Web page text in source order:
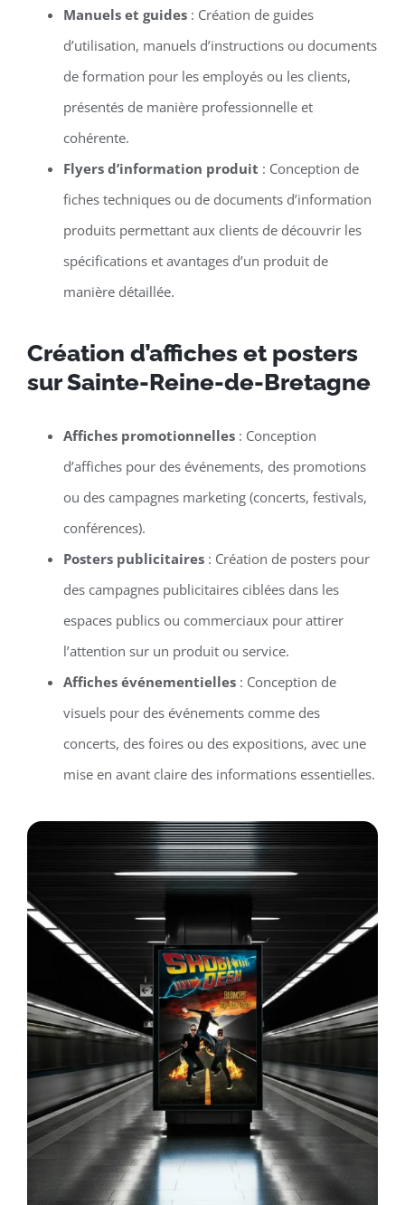
Manuels et guides: Création de guides
d’utilisation, manuels d’instructions ou documents
de formation pour les employés ou les clients,
présentés de manière professionnelle et
cohérente.
Flyers d’information produit : Conception de
fiches techniques ou de documents d’information
produits permettant aux clients de découvrir les
spécifications et avantages d’un produit de
manière détaillée.
Création d’affiches et posters
sur Sainte-Reine-de-Bretagne
Affiches promotionnelles: Conception
d’affiches pour des événements, des promotions
ou des campagnes marketing (concerts, festivals,
conférences).
Posters publicitaires: Création de posters pour
des campagnes publicitaires ciblées dans les
espaces publics ou commerciaux pour attirer
l’attention sur un produit ou service.
Affiches événementielles: Conception de
visuels pour des événements comme des
concerts, des foires ou des expositions, avec une
mise en avant claire des informations essentielles.